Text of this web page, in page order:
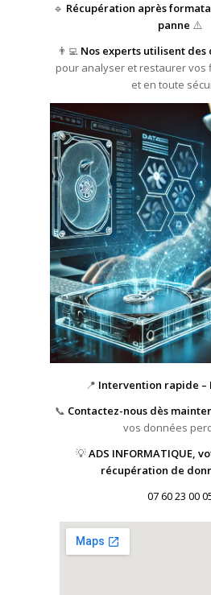
🔹 Récupération après
panne ⚠️
👨‍💻 Nos experts utilisent
pour analyser et restaurer vos
et en toute
📍 Intervention rapide –
📞 Contactez-nous dès
vos données
💡ADS INFORMATIQUE,
récupération de
07 60 23 00